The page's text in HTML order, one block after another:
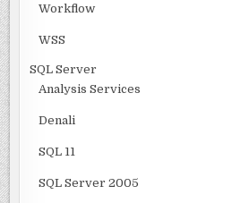
Workflow
WSS
SQL Server
Analysis Services
Denali
SQL 11
SQL Server 2005